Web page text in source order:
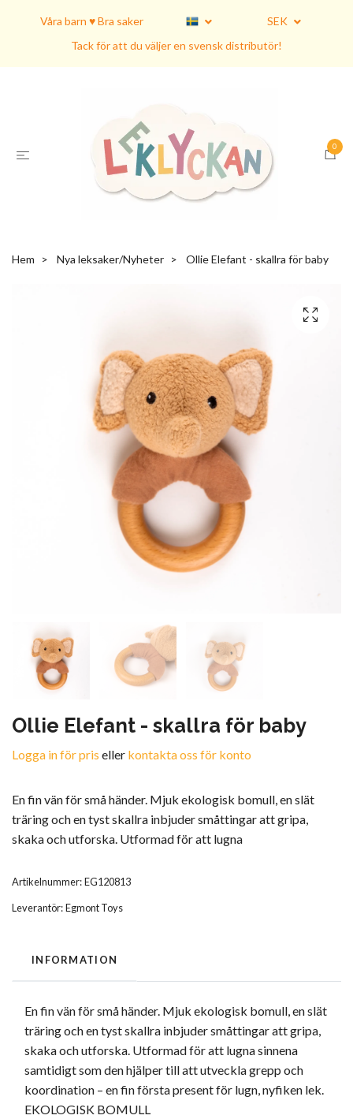
Våra barn ♥ Bra saker
SEK
Tack för att du väljer en svensk distributör!
0
Hem Nya leksaker/Nyheter Ollie Elefant - skallra för baby
Ollie Elefant - skallra för baby
Logga in för pris eller kontakta oss för konto
En fin vän för små händer. Mjuk ekologisk bomull, en slät
träring och en tyst skallra inbjuder småttingar att gripa,
skaka och utforska. Utformad för att lugna
Artikelnummer:EG120813
Leverantör:Egmont Toys
INFORMATION
En fin vän för små händer. Mjuk ekologisk bomull, en slät
träring och en tyst skallra inbjuder småttingar att gripa,
skaka och utforska. Utformad för att lugna sinnena
samtidigt som den hjälper till att utveckla grepp och
koordination – en fin första present för lugn, nyfiken lek.
EKOLOGISK BOMULL